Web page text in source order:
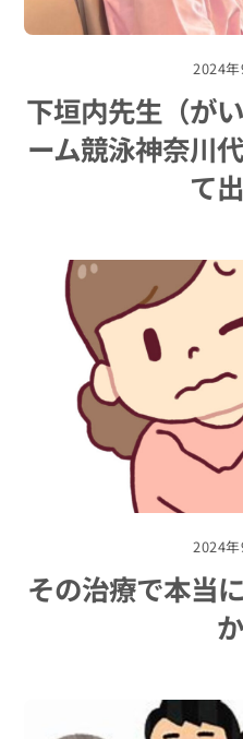
2024
下垣内先生（が
ーム競泳神奈川
て
2024
その治療で本当